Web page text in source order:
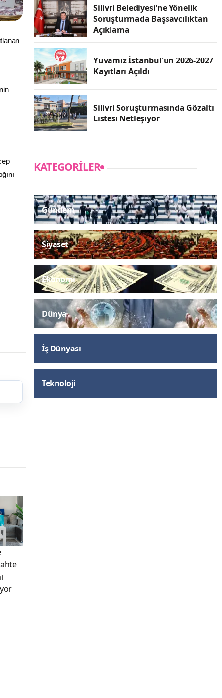
Silivri Belediyesi'ne Yönelik
Soruşturmada Başsavcılıktan
Açıklama
Yuvamız İstanbul'un 2026-2027
Kayıtları Açıldı
Silivri Soruşturmasında Gözaltı
Listesi Netleşiyor
KATEGORILER
Gündem
Siyaset
Ekonomi
Dünya
İş Dünyası
Teknoloji